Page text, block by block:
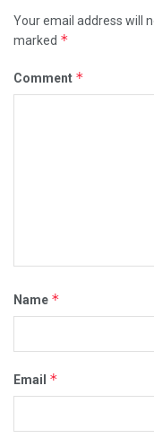
Your email address will
marked *
Comment *
Name *
Email *